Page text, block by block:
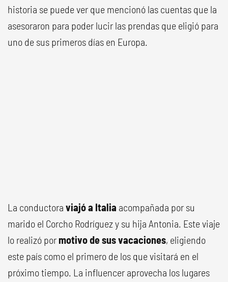
historia se puede ver que mencionó las cuentas que la
asesoraron para poder lucir las prendas que eligió para
uno de sus primeros días en Europa.
La conductora viajó a Italia acompañada por su
marido el Corcho Rodríguez y su hija Antonia. Este viaje
lo realizó por motivo de sus vacaciones, eligiendo
este país como el primero de los que visitará en el
próximo tiempo. La influencer aprovecha los lugares